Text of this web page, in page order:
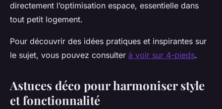
directement l’optimisation espace, essentielle dans
tout petit logement.
Pour découvrir des idées pratiques et inspirantes sur
le sujet, vous pouvez consulter à voir sur 4-pieds.
Astuces déco pour harmoniser style
et fonctionnalité